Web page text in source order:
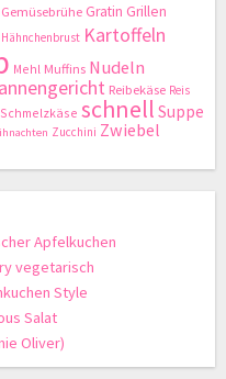
Gemüsebrühe Gratin Grillen
Hähnchenbrust Kartoffeln
Mehl Muffins Nudeln
Reibekäse Reis
Schmelzkäse schnell Suppe
Zucchini Zwiebel
Apfelkuchen
vegetarisch
Style
Salat
Oliver)